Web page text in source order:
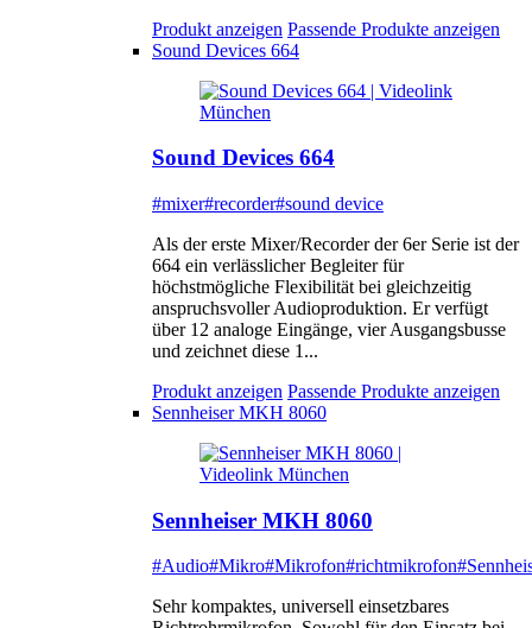
Produkt anzeigen Passende Produkte anzeigen
Sound Devices 664
Sound Devices 664
#mixer#recorder#sound device
Als der erste Mixer/Recorder der 6er Serie ist der
664 ein verlässlicher Begleiter für
höchstmögliche Flexibilität bei gleichzeitig
anspruchsvoller Audioproduktion. Er verfügt
über 12 analoge Eingänge, vier Ausgangsbusse
und zeichnet diese 1...
Produkt anzeigen Passende Produkte anzeigen
Sennheiser MKH 8060
Sennheiser MKH 8060
#Audio#Mikro#Mikrofon#richtmikrofon
Sehr kompaktes, universell einsetzbares